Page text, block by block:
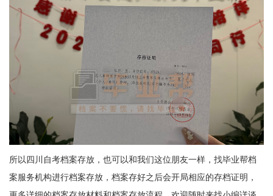
所以四川自考档案存放，也可以和我们这位朋友一样，找毕业帮档
案服务机构进行档案存放，档案存好之后会开局相应的存档证明，